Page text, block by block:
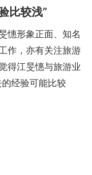
比较浅”
憓形象正面、知名
作，亦有关注旅游
得江旻憓与旅游业
经验可能比较